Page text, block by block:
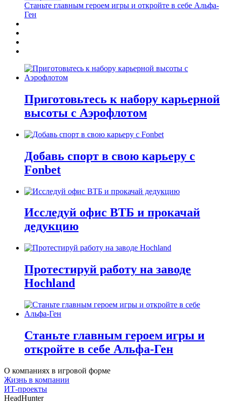
Станьте главным героем игры и откройте в себе Альфа-
Ген
Приготовьтесь к набору карьерной
высоты с Аэрофлотом
Добавь спорт в свою карьеру с
Fonbet
Исследуй офис ВТБ и прокачай
дедукцию
Протестируй работу на заводе
Hochland
Станьте главным героем игры и
откройте в себе Альфа-Ген
О компаниях в игровой форме
Жизнь в компании
ИТ-проекты
HeadHunter